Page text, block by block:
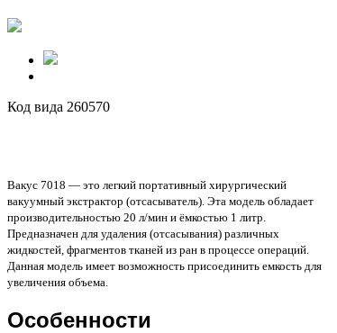
Код вида 260570
Вакус 7018 — это легкий портативный хирургический
вакуумный экстрактор (отсасыватель). Эта модель обладает
производительностью 20 л/мин и ёмкостью 1 литр.
Предназначен для удаления (отсасывания) различных
жидкостей, фрагментов тканей из ран в процессе операций.
Данная модель имеет возможность присоединить емкость для
увеличения объема.
Особенности